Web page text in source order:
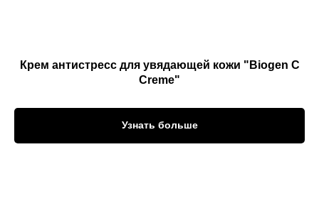
Крем антистресс для увядающей кожи "Biogen C
Creme"
Узнать больше